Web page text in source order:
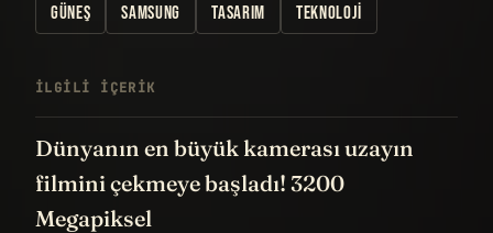
GÜNEŞ SAMSUNG TASARIM TEKNOLOJI
İLGILI IÇERIK
Dünyanın en büyük kamerası uzayın
filmini çekmeye başladı! 3200
Megapiksel